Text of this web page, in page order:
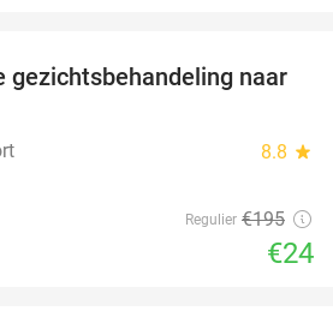
88%
gezichtsbehandeling naar
8.8 star
Regulier €195
€24